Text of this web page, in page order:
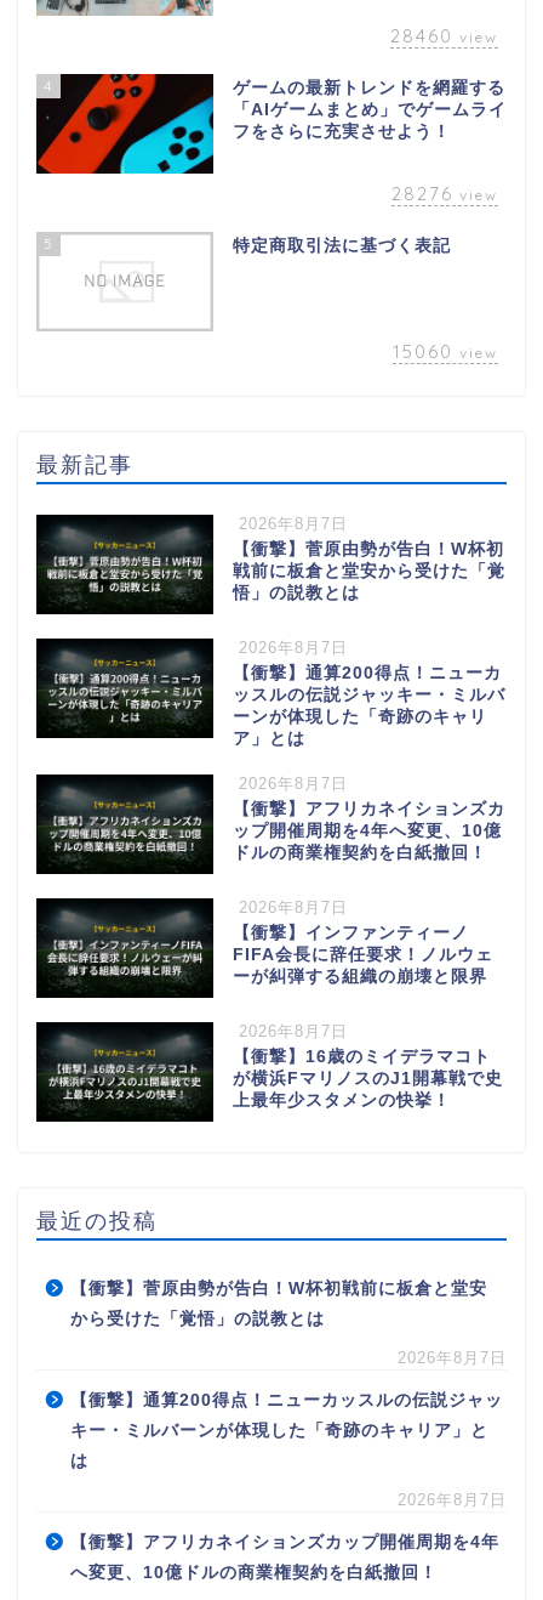
28460 view
4
ゲームの最新トレンドを網羅する
「AIゲームまとめ」でゲームライ
フをさらに充実させよう！
28276 view
5 特定商取引法に基づく表記
15060 view
最新記事
2026年8月7日
【衝撃】菅原由勢が告白！W杯初
戦前に板倉と堂安から受けた「覚
悟」の説教とは
2026年8月7日
【衝撃】通算200得点！ニューカ
ッスルの伝説ジャッキー・ミルバ
ーンが体現した「奇跡のキャリ
ア」とは
2026年8月7日
【衝撃】アフリカネイションズカ
ップ開催周期を4年へ変更、10億
ドルの商業権契約を白紙撤回！
2026年8月7日
【衝撃】インファンティーノ
FIFA会長に辞任要求！ノルウェ
ーが糾弾する組織の崩壊と限界
2026年8月7日
【衝撃】16歳のミイデラマコト
が横浜FマリノスのJ1開幕戦で史
上最年少スタメンの快挙！
最近の投稿
【衝撃】菅原由勢が告白！W杯初戦前に板倉と堂安
から受けた「覚悟」の説教とは
2026年8月7日
【衝撃】通算200得点！ニューカッスルの伝説ジャッ
キー・ミルバーンが体現した「奇跡のキャリア」と
は
2026年8月7日
【衝撃】アフリカネイションズカップ開催周期を4年
へ変更、10億ドルの商業権契約を白紙撤回！